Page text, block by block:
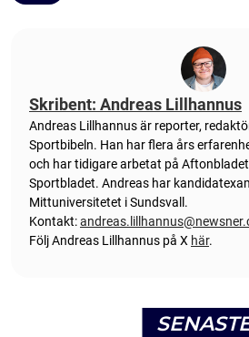
Skribent: Andreas Lillhannus
Andreas Lillhannus är reporter,
Sportbibeln. Han har flera års
och har tidigare arbetat på
Sportbladet. Andreas har
Mittuniversitetet i Sundsvall.
Kontakt:
Följ Andreas Lillhannus på X här.